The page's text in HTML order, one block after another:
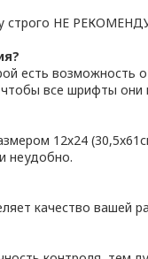
строго НЕ
есть возможность
все шрифты они
12х24
неудобно.
качество